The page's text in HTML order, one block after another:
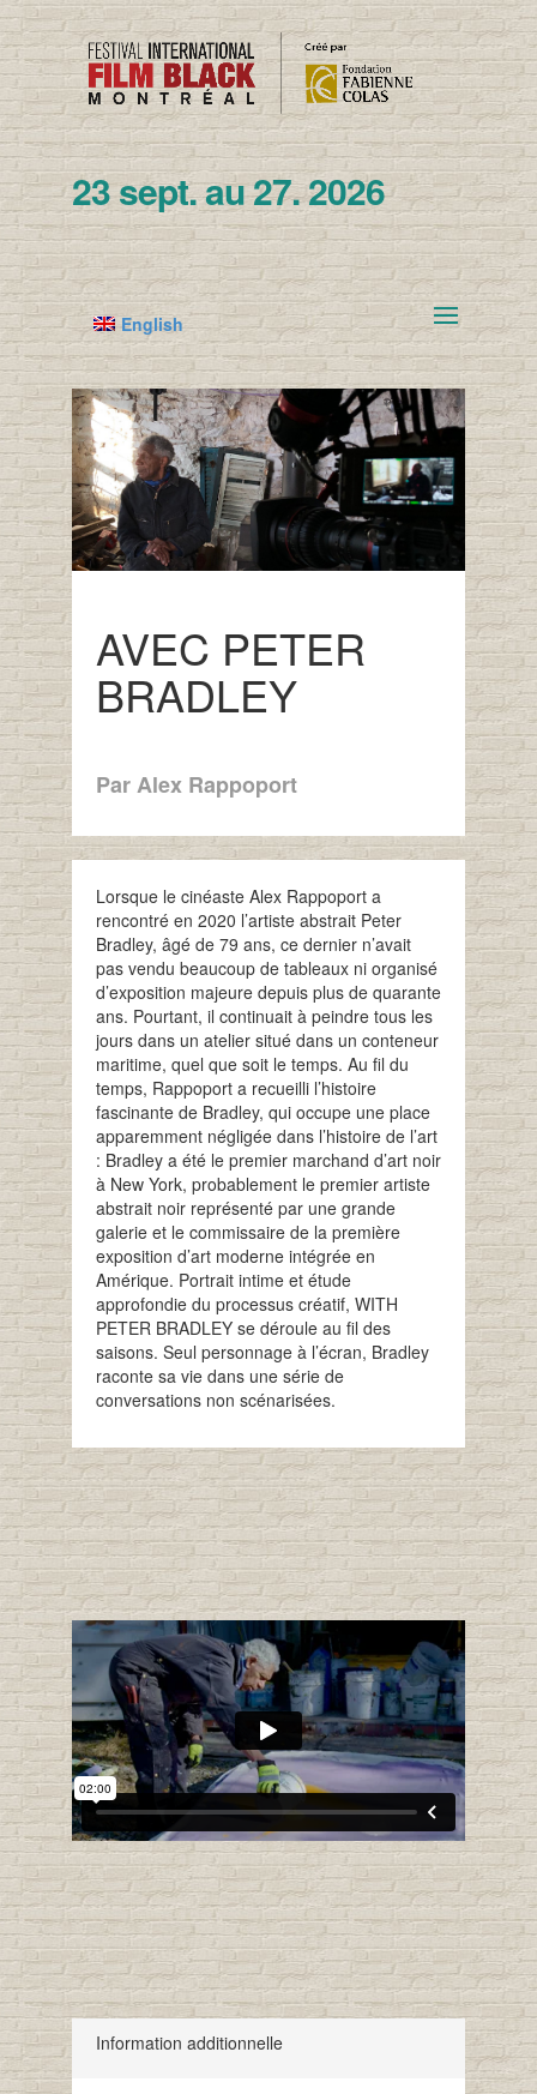
23 sept. au 27. 2026
English
AVEC PETER
BRADLEY
Par Alex Rappoport
Lorsque le cinéaste Alex Rappoport a
rencontré en 2020 l’artiste abstrait Peter
Bradley, âgé de 79 ans, ce dernier n’avait
pas vendu beaucoup de tableaux ni organisé
d’exposition majeure depuis plus de quarante
ans. Pourtant, il continuait à peindre tous les
jours dans un atelier situé dans un conteneur
maritime, quel que soit le temps. Au fil du
temps, Rappoport a recueilli l’histoire
fascinante de Bradley, qui occupe une place
apparemment négligée dans l’histoire de l’art
: Bradley a été le premier marchand d’art noir
à New York, probablement le premier artiste
abstrait noir représenté par une grande
galerie et le commissaire de la première
exposition d’art moderne intégrée en
Amérique. Portrait intime et étude
approfondie du processus créatif, WITH
PETER BRADLEY se déroule au fil des
saisons. Seul personnage à l’écran, Bradley
raconte sa vie dans une série de
conversations non scénarisées.
Information additionnelle